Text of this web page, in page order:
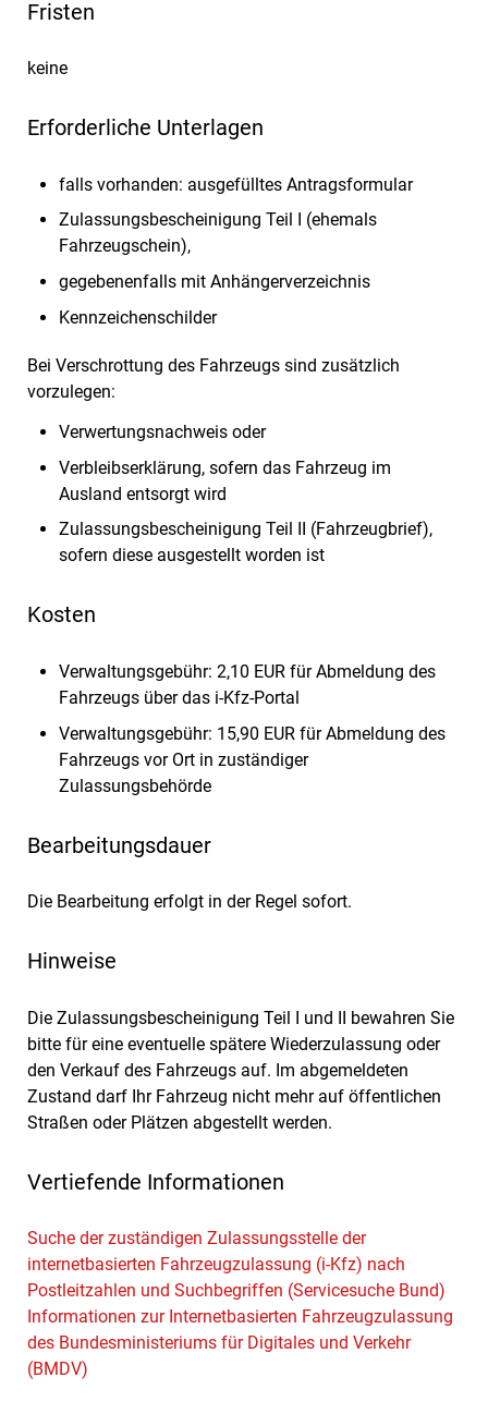
Fristen
keine
Erforderliche Unterlagen
falls vorhanden: ausgefülltes Antragsformular
Zulassungsbescheinigung Teil I (ehemals
Fahrzeugschein),
gegebenenfalls mit Anhängerverzeichnis
Kennzeichenschilder
Bei Verschrottung des Fahrzeugs sind zusätzlich
vorzulegen:
Verwertungsnachweis oder
Verbleibserklärung, sofern das Fahrzeug im
Ausland entsorgt wird
Zulassungsbescheinigung Teil II (Fahrzeugbrief),
sofern diese ausgestellt worden ist
Kosten
Verwaltungsgebühr: 2,10 EUR für Abmeldung des
Fahrzeugs über das i-Kfz-Portal
Verwaltungsgebühr: 15,90 EUR für Abmeldung des
Fahrzeugs vor Ort in zuständiger
Zulassungsbehörde
Bearbeitungsdauer
Die Bearbeitung erfolgt in der Regel sofort.
Hinweise
Die Zulassungsbescheinigung Teil I und II bewahren Sie
bitte für eine eventuelle spätere Wiederzulassung oder
den Verkauf des Fahrzeugs auf. Im abgemeldeten
Zustand darf Ihr Fahrzeug nicht mehr auf öffentlichen
Straßen oder Plätzen abgestellt werden.
Vertiefende Informationen
Suche der zuständigen Zulassungsstelle der
internetbasierten Fahrzeugzulassung (i-Kfz) nach
Postleitzahlen und Suchbegriffen (Servicesuche Bund)
Informationen zur Internetbasierten Fahrzeugzulassung
des Bundesministeriums für Digitales und Verkehr
(BMDV)